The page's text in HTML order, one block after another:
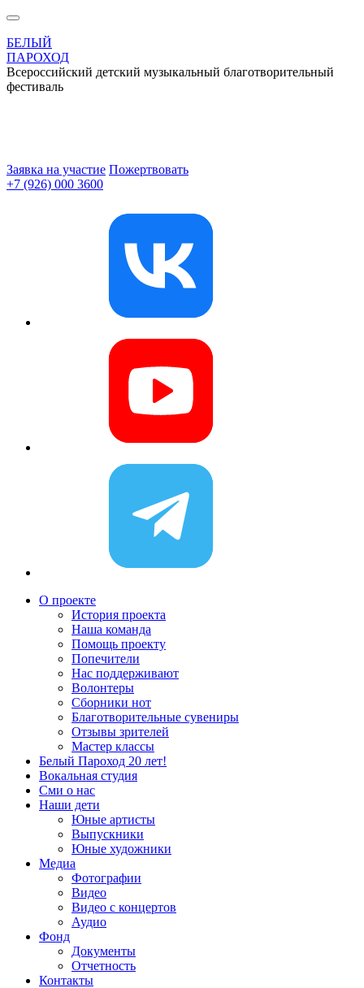
БЕЛЫЙ
ПАРОХОД
Всероссийский детский музыкальный благотворительный
фестиваль
Заявка на участие Пожертвовать
+7 (926) 000 3600
О проекте
История проекта
Наша команда
Помощь проекту
Попечители
Нас поддерживают
Волонтеры
Сборники нот
Благотворительные сувениры
Отзывы зрителей
Мастер классы
Белый Пароход 20 лет!
Вокальная студия
Сми о нас
Наши дети
Юные артисты
Выпускники
Юные художники
Медиа
Фотографии
Видео
Видео с концертов
Аудио
Фонд
Документы
Отчетность
Контакты